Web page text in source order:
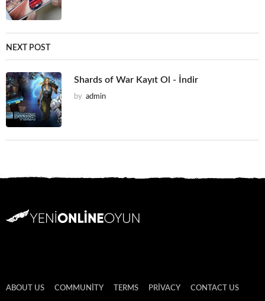
NEXT POST
Shards of War Kayıt Ol - İndir
by admin
ABOUT US COMMUNITY TERMS PRIVACY CONTACT US